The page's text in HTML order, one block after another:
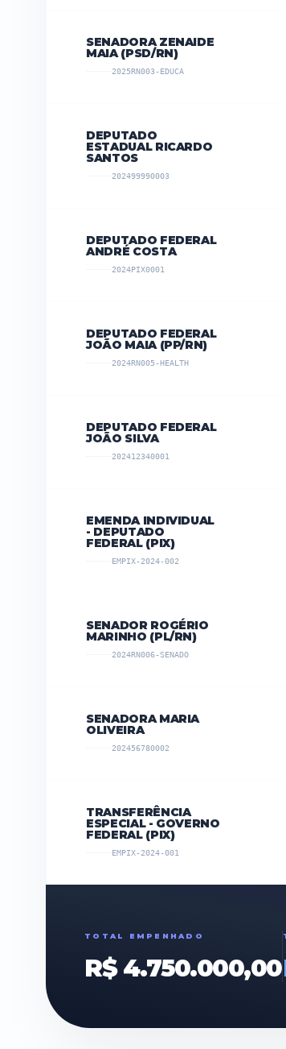
SENADORA ZENAIDE
MAIA (PSD/RN)
2025RN003-EDUCA
DEPUTADO
ESTADUAL RICARDO
SANTOS
202499990003
DEPUTADO FEDERAL
ANDRÉ COSTA
2024PIX0001
DEPUTADO FEDERAL
JOÃO MAIA (PP/RN)
2024RN005-HEALTH
DEPUTADO FEDERAL
JOÃO SILVA
202412340001
EMENDA INDIVIDUAL
- DEPUTADO
FEDERAL (PIX)
EMPIX-2024-002
SENADOR ROGÉRIO
MARINHO (PL/RN)
2024RN006-SENADO
SENADORA MARIA
OLIVEIRA
202456780002
TRANSFERÊNCIA
ESPECIAL - GOVERNO
FEDERAL (PIX)
EMPIX-2024-001
TOTAL EMPENHADO
R$ 4.750.000,00